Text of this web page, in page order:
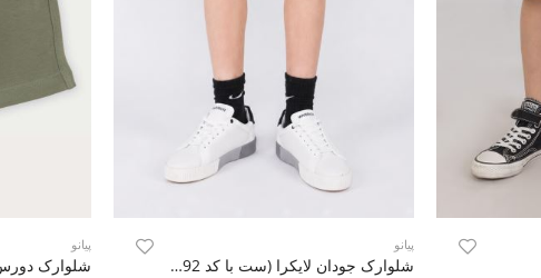
پیانو
شلوارک جودان لایکرا (ست با کد 11492)
پیانو
شلوارک